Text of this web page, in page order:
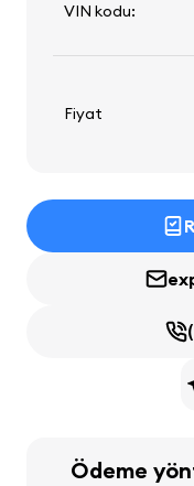
VIN kodu:
Fiyat
Ödeme